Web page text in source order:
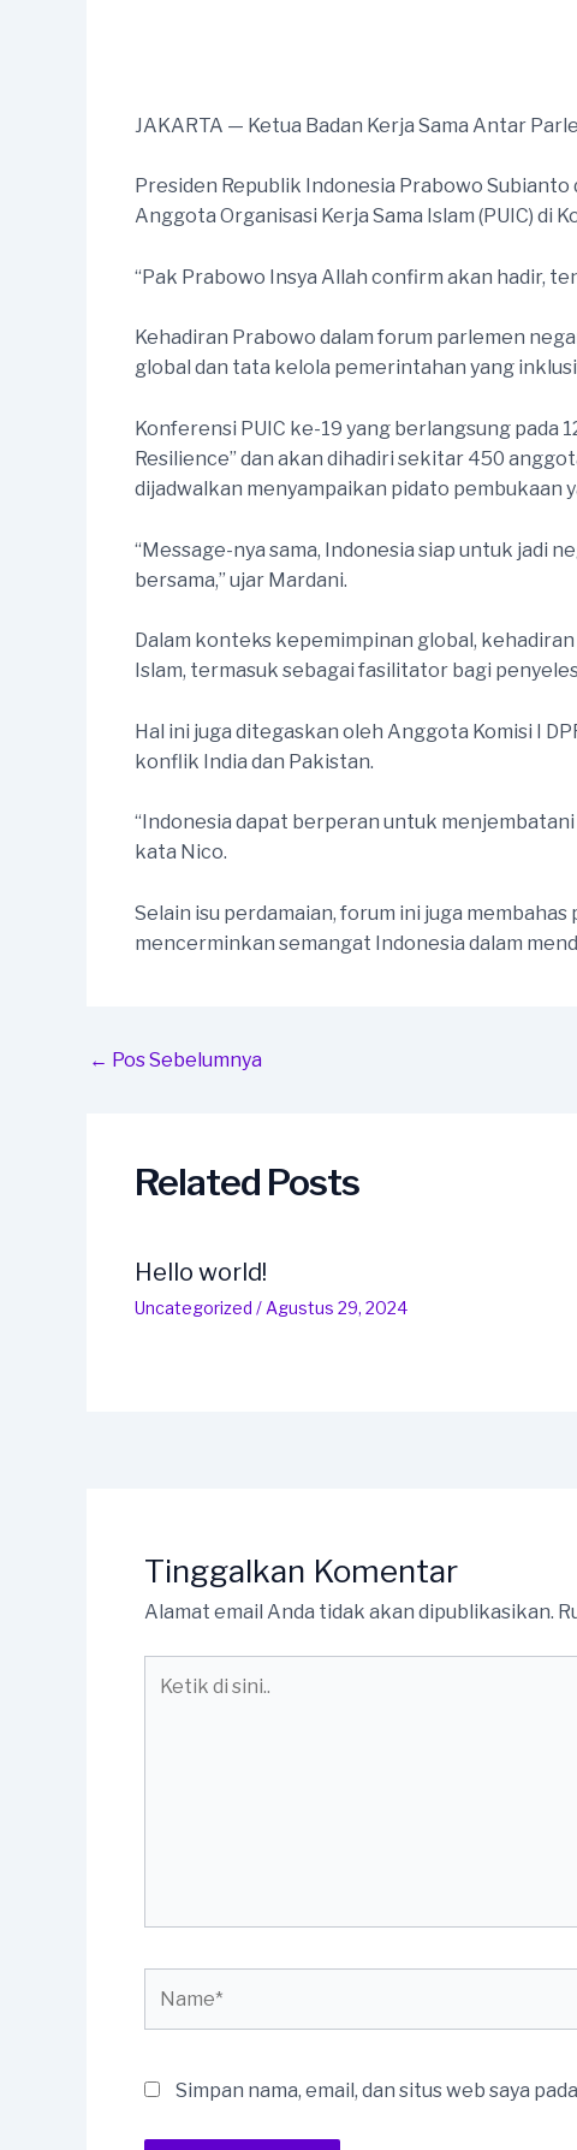
JAKARTA — Ketua Badan Kerja Sama Antar
Presiden Republik Indonesia Prabowo
Anggota Organisasi Kerja Sama Islam (PUIC) di
“Pak Prabowo Insya Allah confirm akan hadir,
Kehadiran Prabowo dalam forum parlemen
global dan tata kelola pemerintahan yang
Konferensi PUIC ke-19 yang berlangsung pada
Resilience” dan akan dihadiri sekitar 450
dijadwalkan menyampaikan pidato pembukaan
“Message-nya sama, Indonesia siap untuk jadi
bersama,” ujar Mardani.
Dalam konteks kepemimpinan global,
Islam, termasuk sebagai fasilitator bagi
Hal ini juga ditegaskan oleh Anggota Komisi I
konflik India dan Pakistan.
“Indonesia dapat berperan untuk
kata Nico.
Selain isu perdamaian, forum ini juga
mencerminkan semangat Indonesia dalam
Post
← Pos Sebelumnya
Related Posts
Hello world!
Uncategorized / Agustus 29, 2024
Tinggalkan Komentar
Alamat email Anda tidak akan dipublikasikan.
Simpan nama, email, dan situs web saya